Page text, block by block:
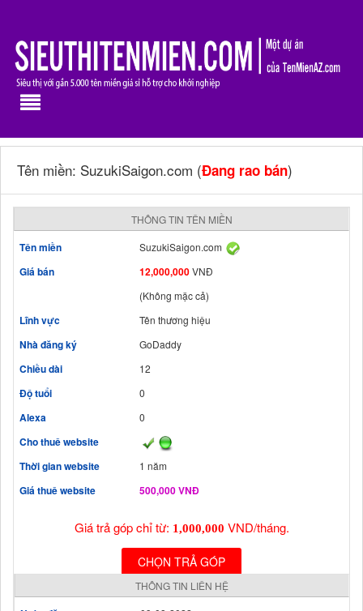
Tên miền: SuzukiSaigon.com (Đang rao bán)
THÔNG TIN TÊN MIỀN
Tên miền SuzukiSaigon.com
Giá bán 12,000,000VNĐ
(Không mặc cả)
Lĩnh vực Tên thương hiệu
Nhà đăng ký GoDaddy
Chiều dài 12
Độ tuổi 0
Alexa 0
Cho thuê website
Thời gian website
1 năm
Giá thuê website 500,000 VNĐ
Giá trả góp chỉ từ: 1,000,000 VND/tháng.
CHỌN TRẢ GÓP
THÔNG TIN LIÊN HỆ